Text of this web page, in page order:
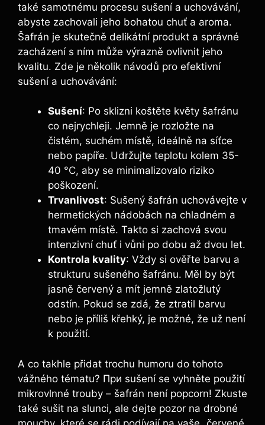
také samotnému procesu sušení a uchovávání,
abyste zachovali jeho bohatou chuť a aroma.
Šafrán je skutečně delikátní produkt a správné
zacházení s ním může výrazně ovlivnit jeho
kvalitu. Zde je několik návodů pro efektivní
sušení a uchovávání:
Sušení: Po sklizni koštěte květy šafránu
co nejrychleji. Jemně je rozložte na
čistém, suchém místě, ideálně na síťce
nebo papíře. Udržujte teplotu kolem 35-
40 °C, aby se minimalizovalo riziko
poškození.
Trvanlivost: Sušený šafrán uchovávejte v
hermetických nádobách na chladném a
tmavém místě. Takto si zachová svou
intenzivní chuť i vůni po dobu až dvou let.
Kontrola kvality: Vždy si ověřte barvu a
strukturu sušeného šafránu. Měl by být
jasně červený a mít jemně zlatožlutý
odstín. Pokud se zdá, že ztratil barvu
nebo je příliš křehký, je možné, že už není
k použití.
A co takhle přidat trochu humoru do tohoto
vážného tématu? При sušení se vyhněte použití
mikrovlnné trouby – šafrán není popcorn! Zkuste
také sušit na slunci, ale dejte pozor na drobné